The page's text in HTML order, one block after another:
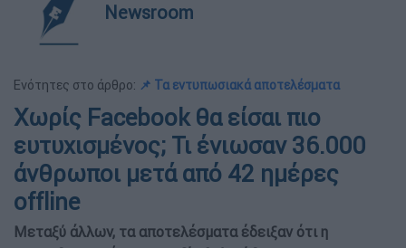
Newsroom
Ενότητες στο άρθρο: 📌 Τα εντυπωσιακά αποτελέσματα
Χωρίς Facebook θα είσαι πιο
ευτυχισμένος; Τι ένιωσαν 36.000
άνθρωποι μετά από 42 ημέρες
offline
Μεταξύ άλλων, τα αποτελέσματα έδειξαν ότι η